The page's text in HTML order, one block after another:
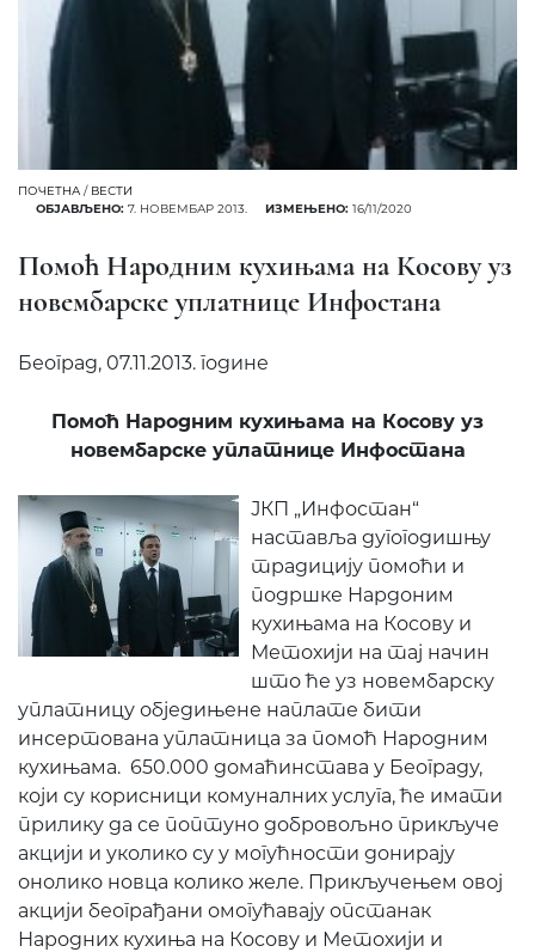
ПОЧЕТНА / ВЕСТИ
ОБЈАВЉЕНО: 7. НОВЕМБАР 2013. ИЗМЕЊЕНО: 16/11/2020
Помоћ Народним кухињама на Косову уз
новембарске уплатнице Инфостана
Београд, 07.11.2013. године
Помоћ Народним кухињама на Косову уз
новембарске уплатнице Инфостана
ЈКП „Инфостан“
наставља дугогодишњу
традицију помоћи и
подршке Нардоним
кухињама на Косову и
Метохији на тај начин
што ће уз новембарску
уплатницу обједињене наплате бити
инсертована уплатница за помоћ Народним
кухињама. 650.000 домаћинстава у Београду,
који су корисници комуналних услуга, ће имати
прилику да се поптуно добровољно прикључе
акцији и уколико су у могућности донирају
онолико новца колико желе. Прикључењем овој
акцији београђани омогућавају опстанак
Народних кухиња на Косову и Метохији и